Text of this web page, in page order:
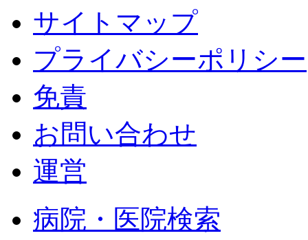
サイトマップ
プライバシーポリシー
免責
お問い合わせ
運営
病院・医院検索